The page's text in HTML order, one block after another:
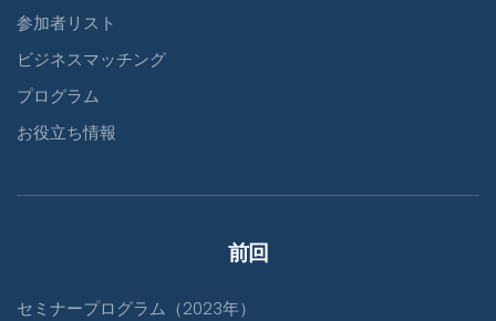
参加者リスト
ビジネスマッチング
プログラム
お役立ち情報
前回
セミナープログラム（2023年）